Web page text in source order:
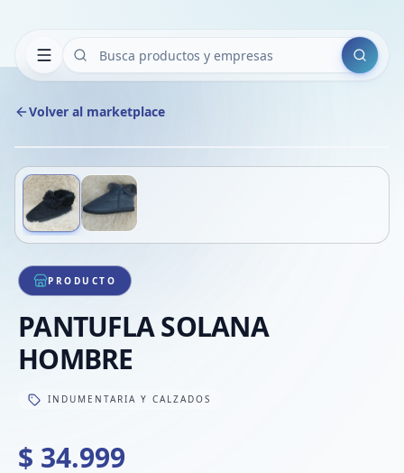
Buscar
Volver al marketplace
1/2
PRODUCTO
PANTUFLA SOLANA
HOMBRE
INDUMENTARIA Y CALZADOS
$ 34.999